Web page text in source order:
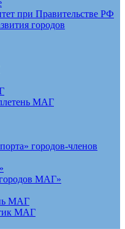
при Правительстве РФ
городов
МАГ
городов-членов
МАГ»
МАГ
МАГ